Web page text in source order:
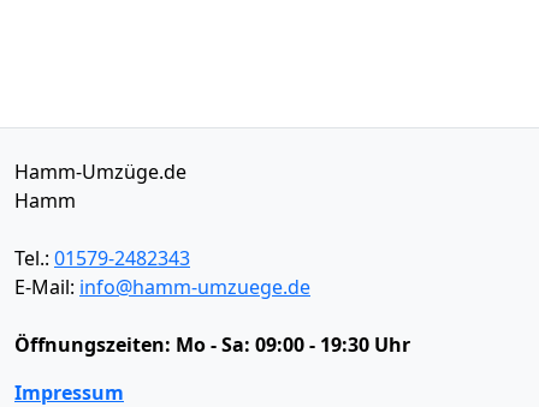
Hamm-Umzüge.de
Hamm
Tel.: 01579-2482343
E-Mail: info@hamm-umzuege.de
Öffnungszeiten: Mo - Sa: 09:00 - 19:30 Uhr
Impressum